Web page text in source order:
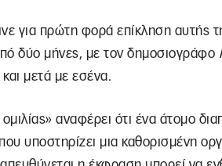
για πρώτη φορά επίκληση αυτής
δύο μήνες, με τον δημοσιογράφο
μετά με εσένα.
αναφέρει ότι ένα άτομο
υποστηρίζει μια καθορισμένη